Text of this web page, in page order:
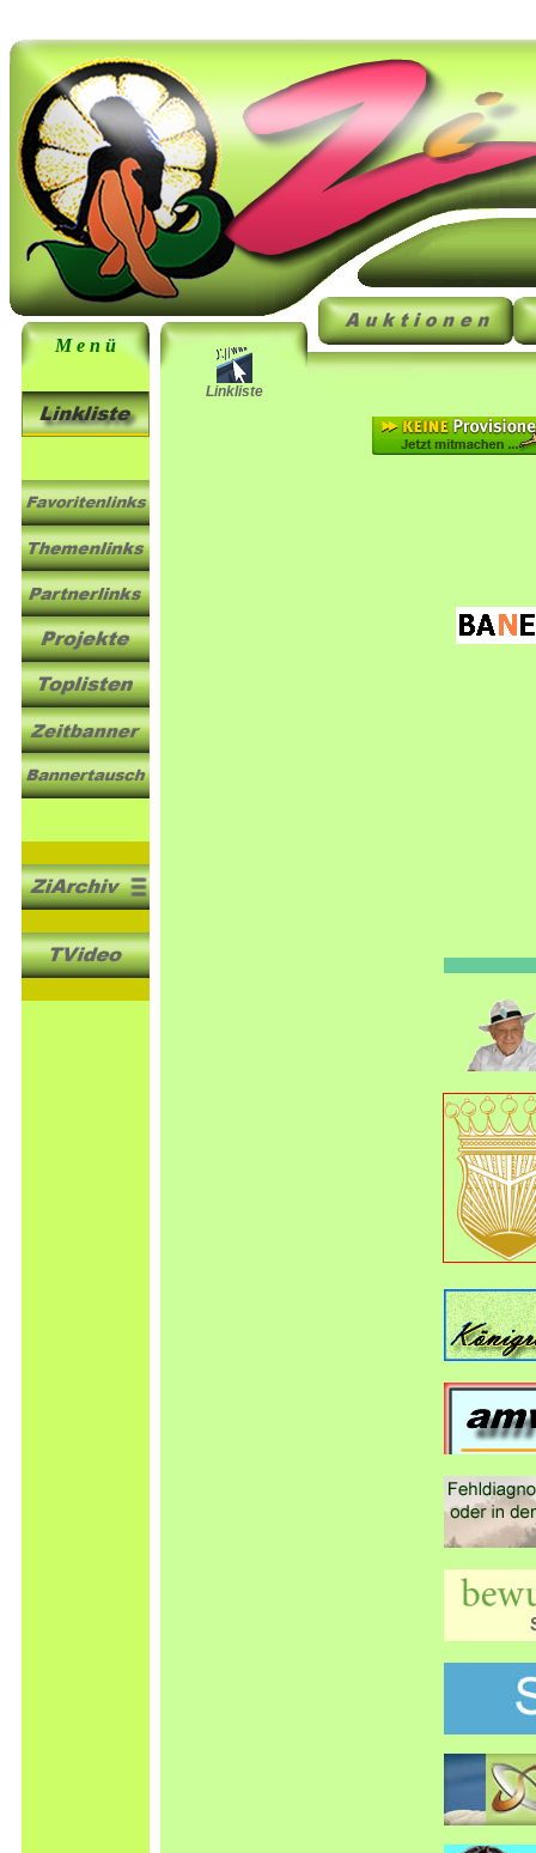
M e n ü
Linkliste